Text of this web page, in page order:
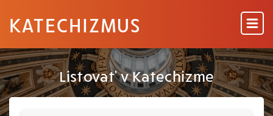
KATECHIZMUS
Listovať v Katechizme